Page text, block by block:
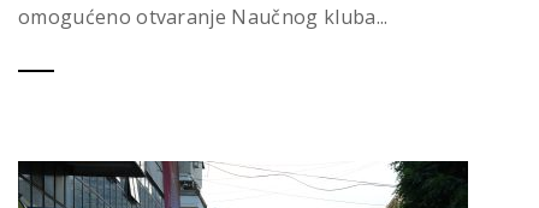
omogućeno otvaranje Naučnog kluba...